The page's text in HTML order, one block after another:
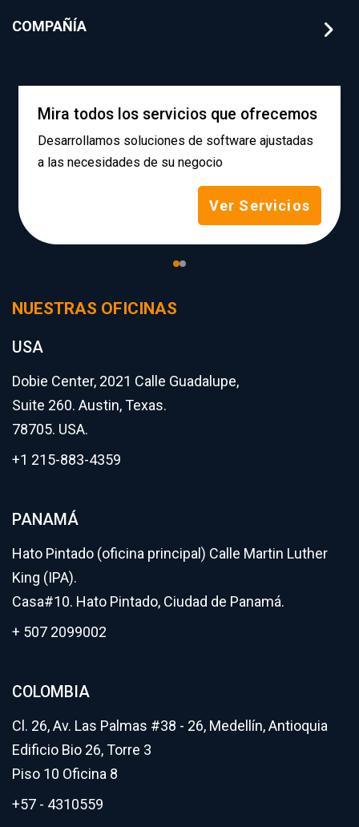
COMPAÑÍA
Mira todos los servicios que ofrecemos
Desarrollamos soluciones de software ajustadas
a las necesidades de su negocio
Ver Servicios
NUESTRAS OFICINAS
USA
Dobie Center, 2021 Calle Guadalupe,
Suite 260. Austin, Texas.
78705. USA.
+1 215-883-4359
PANAMÁ
Hato Pintado (oficina principal) Calle Martin Luther
King (IPA).
Casa#10. Hato Pintado, Ciudad de Panamá.
+ 507 2099002
COLOMBIA
Cl. 26, Av. Las Palmas #38 - 26, Medellín, Antioquia
Edificio Bio 26, Torre 3
Piso 10 Oficina 8
+57 - 4310559